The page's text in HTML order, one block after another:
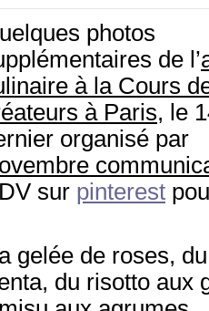
photos
de l’
à la Cours
à Paris, le
organisé par
sur pinterest
gelée de roses,
du risotto aux